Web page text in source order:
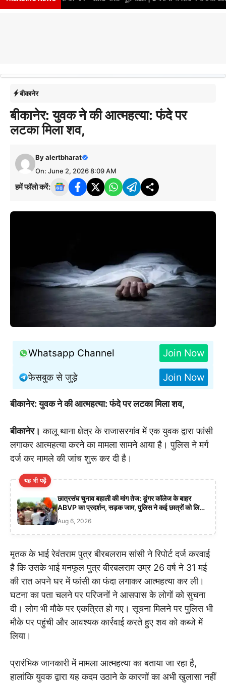
बीकानेर
बीकानेर: युवक ने की आत्महत्या: फंदे पर
लटका मिला शव,
Byalertbharat
On: June 2, 2026 8:09 AM
हमें फॉलो करें:
Whatsapp Channel Join Now
फेसबुक से जुड़े Join Now
बीकानेर: युवक ने की आत्महत्या: फंदे पर लटका मिला शव,
बीकानेर। कालू थाना क्षेत्र के राजासरगांव में एक युवक द्वारा फांसी
लगाकर आत्महत्या करने का मामला सामने आया है। पुलिस ने मर्ग
दर्ज कर मामले की जांच शुरू कर दी है।
यह भी पढ़ें
छात्रसंघ चुनाव बहाली की मांग तेज: डूंगर कॉलेज के बाहर
ABVP का प्रदर्शन, सड़क जाम, पुलिस ने कई छात्रों को लिया
Aug 6, 2026
मृतक के भाई रेवंतराम पुत्र बीरबलराम सांसी ने रिपोर्ट दर्ज करवाई
है कि उसके भाई मनफूल पुत्र बीरबलराम उम्र 26 वर्ष ने 31 मई
की रात अपने घर में फांसी का फंदा लगाकर आत्महत्या कर ली।
घटना का पता चलने पर परिजनों ने आसपास के लोगों को सुचना
दी। लोग भी मौके पर एकत्रित हो गए। सूचना मिलने पर पुलिस भी
मौके पर पहुंची और आवश्यक कार्रवाई करते हुए शव को कब्जे में
लिया।
प्रारंभिक जानकारी में मामला आत्महत्या का बताया जा रहा है,
हालांकि युवक द्वारा यह कदम उठाने के कारणों का अभी खुलासा नहीं